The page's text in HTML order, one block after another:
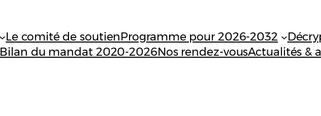
Le comité de soutienProgramme pour 2026-2032
Bilan du mandat 2020-2026Nos rendez-vousActualités &